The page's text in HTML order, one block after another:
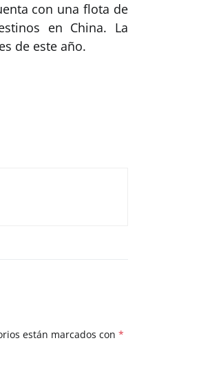
con una flota de
en China. La
de este año.
están marcados con *